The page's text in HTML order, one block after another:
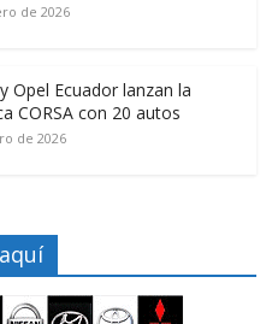
de 2026
Opel Ecuador lanzan la
CORSA con 20 autos
de 2026